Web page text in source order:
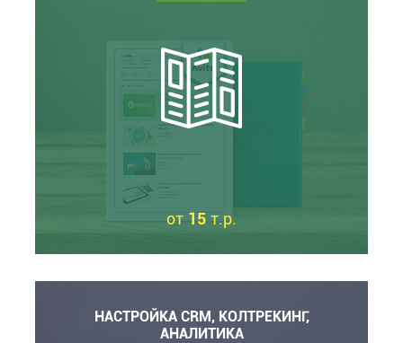
от 15 т.р.
НАСТРОЙКА CRM, КОЛТРЕКИНГ,
АНАЛИТИКА